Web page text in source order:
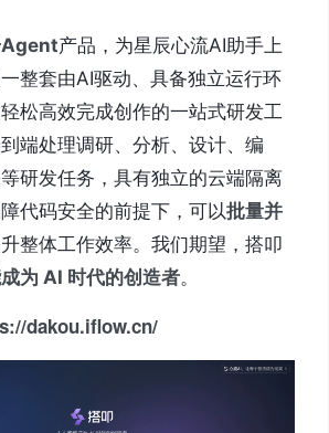
产品，为星辰心流AI助手上
整套由AI驱动、具备独立运行环
松高效完成创作的一站式研发工
端处理调研、分析、设计、编
研发任务，具有独立的云端隔离
代码安全的前提下，可以批量并
整体工作效率。我们期望，搭叩
为 AI 时代的创造者。
dakou.iflow.cn/